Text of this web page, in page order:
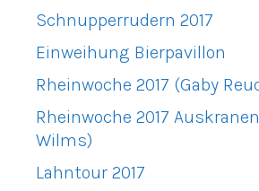
Schnupperrudern 2017
Einweihung Bierpavillon
Rheinwoche 2017 (Gaby
Rheinwoche 2017
Wilms)
Lahntour 2017